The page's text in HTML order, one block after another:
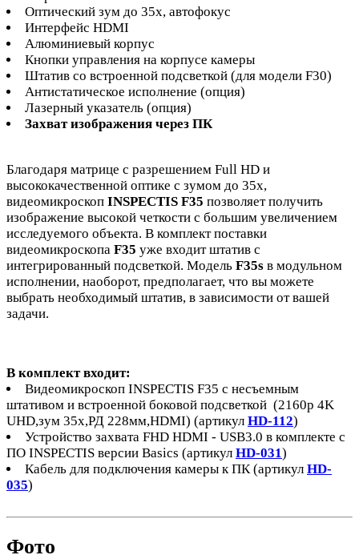
Оптический зум до 35х, автофокус
Интерфейс HDMI
Алюминиевый корпус
Кнопки управления на корпусе камеры
Штатив со встроенной подсветкой (для модели F30)
Антистатическое исполнение (опция)
Лазерный указатель (опция)
Захват изображения через ПК
Благодаря матрице с разрешением Full HD и
высококачественной оптике с зумом до 35х,
видеомикроскоп INSPECTIS F35 позволяет получить
изображение высокой четкости с большим увеличением
исследуемого объекта. В комплект поставки
видеомикроскопа F35 уже входит штатив с
интегрированный подсветкой. Модель F35s в модульном
исполнении, наоборот, предполагает, что вы можете
выбрать необходимый штатив, в зависимости от вашей
задачи.
В комплект входит:
Видеомикроскоп INSPECTIS F35 с несъемным
штативом и встроенной боковой подсветкой (2160p 4K
UHD,зум 35x,РД 228мм,HDMI) (артикул HD-112)
Устройство захвата FHD HDMI - USB3.0 в комплекте с
ПО INSPECTIS версии Basics (артикул HD-031)
Кабель для подключения камеры к ПК (артикул HD-
035)
Фото